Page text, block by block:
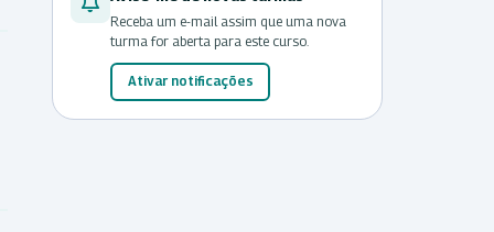
Receba um e-mail assim que uma nova
turma for aberta para este curso.
Ativar notificações